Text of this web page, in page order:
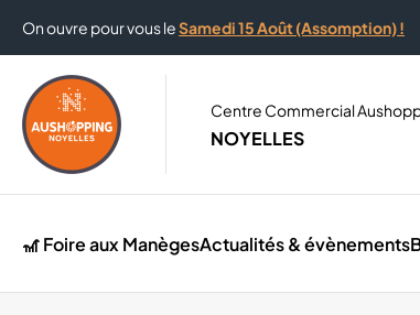
On ouvre pour vous leSamedi 15 Août (Assomption) !
Centre Commercial
NOYELLES
🎢 Foire aux ManègesActualités & évènements